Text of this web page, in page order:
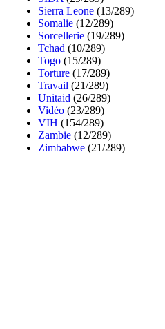
Sierra Leone (13/289)
Somalie (12/289)
Sorcellerie (19/289)
Tchad (10/289)
Togo (15/289)
Torture (17/289)
Travail (21/289)
Unitaid (26/289)
Vidéo (23/289)
VIH (154/289)
Zambie (12/289)
Zimbabwe (21/289)